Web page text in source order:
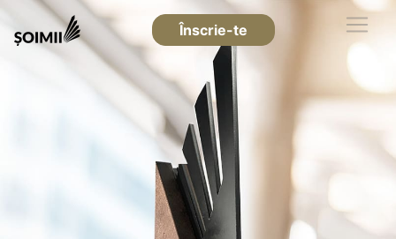
Înscrie-te